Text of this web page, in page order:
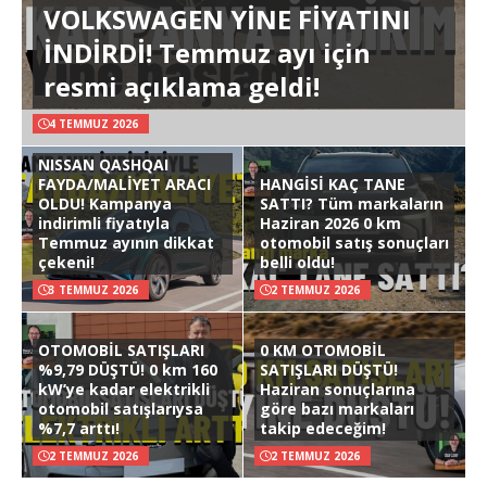
VOLKSWAGEN YİNE FİYATINI
İNDİRDİ! Temmuz ayı için
resmi açıklama geldi!
4 TEMMUZ 2026
NISSAN QASHQAI
FAYDA/MALİYET ARACI
OLDU! Kampanya
indirimli fiyatıyla
Temmuz ayının dikkat
çekeni!
3 TEMMUZ 2026
HANGİSİ KAÇ TANE
SATTI? Tüm markaların
Haziran 2026 0 km
otomobil satış sonuçları
belli oldu!
2 TEMMUZ 2026
OTOMOBİL SATIŞLARI
%9,79 DÜŞTÜ! 0 km 160
kW’ye kadar elektrikli
otomobil satışlarıysa
%7,7 arttı!
2 TEMMUZ 2026
0 KM OTOMOBİL
SATIŞLARI DÜŞTÜ!
Haziran sonuçlarına
göre bazı markaları
takip edeceğim!
2 TEMMUZ 2026